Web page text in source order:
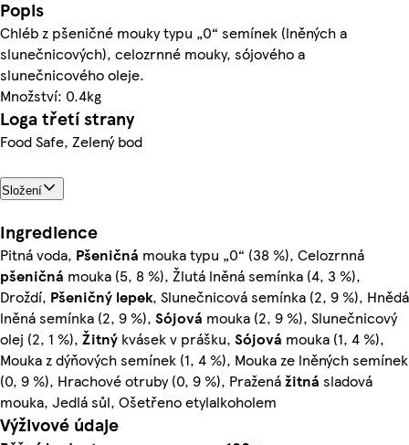
Popis
Chléb z pšeničné mouky typu „0“ semínek (lněných a
slunečnicových), celozrnné mouky, sójového a
slunečnicového oleje.
Množství: 0.4kg
Loga třetí strany
Food Safe, Zelený bod
Složení
Ingredience
Pitná voda, Pšeničná mouka typu „0“ (38 %), Celozrnná
pšeničná mouka (5, 8 %), Žlutá lněná semínka (4, 3 %),
Droždí, Pšeničný lepek, Slunečnicová semínka (2, 9 %), Hnědá
lněná semínka (2, 9 %), Sójová mouka (2, 9 %), Slunečnicový
olej (2, 1 %), Žitný kvásek v prášku, Sójová mouka (1, 4 %),
Mouka z dýňových semínek (1, 4 %), Mouka ze lněných semínek
(0, 9 %), Hrachové otruby (0, 9 %), Praženážitná sladová
mouka, Jedlá sůl, Ošetřeno etylalkoholem
Výživové údaje